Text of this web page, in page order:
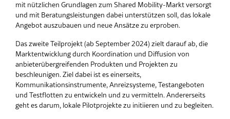
mit nützlichen Grundlagen zum Shared Mobility-Markt versorgt
und mit Beratungsleistungen dabei unterstützen soll, das lokale
Angebot auszubauen und neue Ansätze zu erproben.
Das zweite Teilprojekt (ab September 2024) zielt darauf ab, die
Marktentwicklung durch Koordination und Diffusion von
anbieterübergreifenden Produkten und Projekten zu
beschleunigen. Ziel dabei ist es einerseits,
Kommunikationsinstrumente, Anreizsysteme, Testangeboten
und Testflotten zu entwickeln und zu vermitteln. Andererseits
geht es darum, lokale Pilotprojekte zu initiieren und zu begleiten.